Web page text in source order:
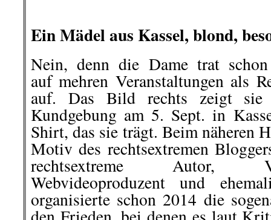
Ein Mädel aus Kassel, blond,
Nein, denn die Dame trat schon
auf mehren Veranstaltungen als
auf. Das Bild rechts zeigt sie
Kundgebung am 5. Sept. in
Shirt, das sie trägt. Beim näheren
Motiv des rechtsextremen
rechtsextreme Autor,
Webvideoproduzent und
organisierte schon 2014 die